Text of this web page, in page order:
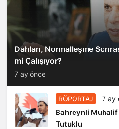
Dahlan, Normalleşme
mi Çalışıyor?
7 ay önce
RÖPORTAJ 7 ay
Bahreynli Muhalif
Tutuklu